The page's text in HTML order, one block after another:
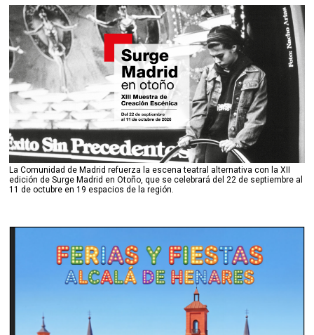
La Comunidad de Madrid refuerza la escena teatral alternativa con la XII
edición de Surge Madrid en Otoño, que se celebrará del 22 de septiembre al
11 de octubre en 19 espacios de la región.